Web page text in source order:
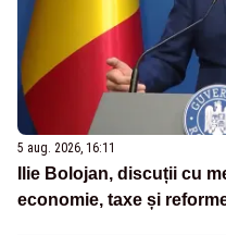
5 aug. 2026, 16:11
Ilie Bolojan, discuții cu
economie, taxe și